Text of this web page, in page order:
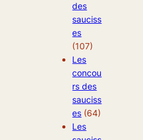
des
sauciss
es
(107)
Les
concou
rs des
sauciss
es (64)
Les